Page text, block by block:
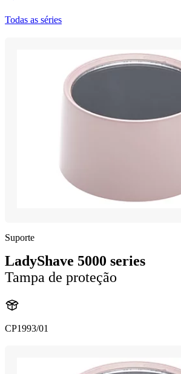
Todas as séries
Suporte
LadyShave 5000 series
Tampa de proteção
CP1993/01